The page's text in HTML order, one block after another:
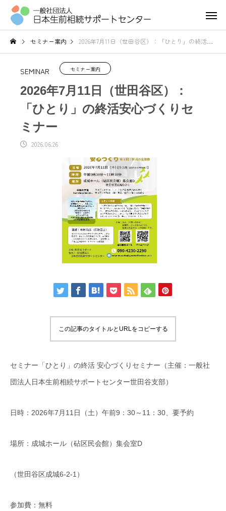
セミナー案内 2026年7月11日（世田谷区）：「ひとり」の終活安心づくりセミナー
SEMINAR セミナー案内
2026年7月11日（世田谷区）：
「ひとり」の終活安心づくりセ
ミナー
2026.06.26
この記事のタイトルとURLをコピーする
セミナー「ひとり」の終活 安心づくりセミナー（主催：一般社
団法人日本生前相続サポートセンター世田谷支部）
日時：2026年7月11日（土）午前9：30～11：30、要予約
場所：成城ホール（砧区民会館）集会室D
（世田谷区成城6-2-1）
参加費：無料